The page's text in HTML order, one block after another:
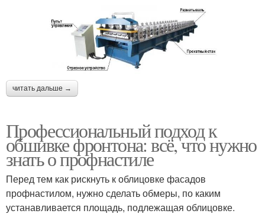
читать дальше →
Профессиональный подход к
обшивке фронтона: всё, что нужно
знать о профнастиле
Перед тем как рискнуть к облицовке фасадов
профнастилом, нужно сделать обмеры, по каким
устанавливается площадь, подлежащая облицовке.